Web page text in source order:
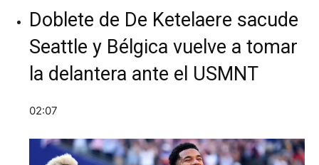
Doblete de De Ketelaere sacude
Seattle y Bélgica vuelve a tomar
la delantera ante el USMNT
02:07